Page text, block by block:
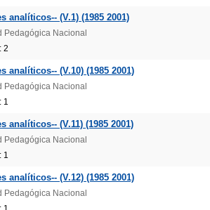
analíticos-- (V.1) (1985 2001)
Pedagógica Nacional
2
analíticos-- (V.10) (1985 2001)
Pedagógica Nacional
1
analíticos-- (V.11) (1985 2001)
Pedagógica Nacional
1
analíticos-- (V.12) (1985 2001)
Pedagógica Nacional